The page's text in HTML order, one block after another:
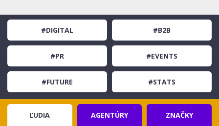
#DIGITAL #B2B
#PR #EVENTS
#FUTURE #STATS
ĽUDIA AGENTÚRY ZNAČKY